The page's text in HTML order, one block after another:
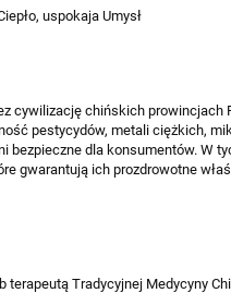
do koszyka
uspokaja Umysł
cywilizację chińskich prowincjach
pestycydów, metali ciężkich,
bezpieczne dla konsumentów. W
gwarantują ich prozdrowotne
terapeutą Tradycyjnej Medycyny